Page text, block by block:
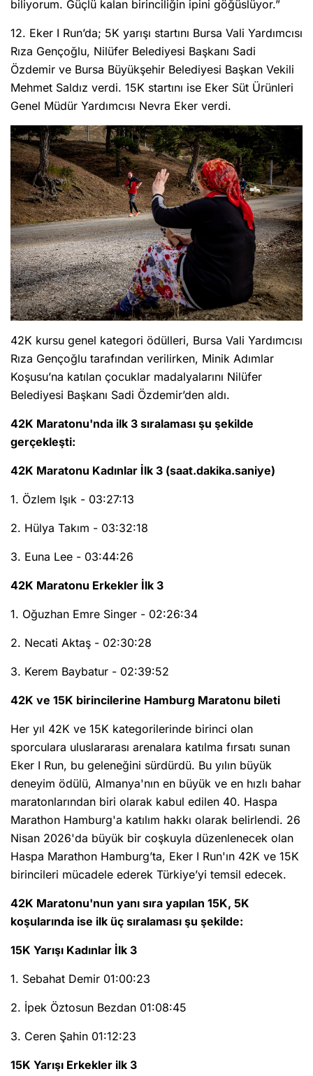
biliyorum. Güçlü kalan birinciliğin ipini göğüslüyor.”
12. Eker I Run’da; 5K yarışı startını Bursa Vali Yardımcısı
Rıza Gençoğlu, Nilüfer Belediyesi Başkanı Sadi
Özdemir ve Bursa Büyükşehir Belediyesi Başkan Vekili
Mehmet Saldız verdi. 15K startını ise Eker Süt Ürünleri
Genel Müdür Yardımcısı Nevra Eker verdi.
42K kursu genel kategori ödülleri, Bursa Vali Yardımcısı
Rıza Gençoğlu tarafından verilirken, Minik Adımlar
Koşusu’na katılan çocuklar madalyalarını Nilüfer
Belediyesi Başkanı Sadi Özdemir’den aldı.
42K Maratonu'nda ilk 3 sıralaması şu şekilde
gerçekleşti:
42K Maratonu Kadınlar İlk 3 (saat.dakika.saniye)
1. Özlem Işık - 03:27:13
2. Hülya Takım - 03:32:18
3. Euna Lee - 03:44:26
42K Maratonu Erkekler İlk 3
1. Oğuzhan Emre Singer - 02:26:34
2. Necati Aktaş - 02:30:28
3. Kerem Baybatur - 02:39:52
42K ve 15K birincilerine Hamburg Maratonu bileti
Her yıl 42K ve 15K kategorilerinde birinci olan
sporculara uluslararası arenalara katılma fırsatı sunan
Eker I Run, bu geleneğini sürdürdü. Bu yılın büyük
deneyim ödülü, Almanya'nın en büyük ve en hızlı bahar
maratonlarından biri olarak kabul edilen 40. Haspa
Marathon Hamburg'a katılım hakkı olarak belirlendi. 26
Nisan 2026'da büyük bir coşkuyla düzenlenecek olan
Haspa Marathon Hamburg’ta, Eker I Run'ın 42K ve 15K
birincileri mücadele ederek Türkiye’yi temsil edecek.
42K Maratonu'nun yanı sıra yapılan 15K, 5K
koşularında ise ilk üç sıralaması şu şekilde:
15K Yarışı Kadınlar İlk 3
1. Sebahat Demir 01:00:23
2. İpek Öztosun Bezdan 01:08:45
3. Ceren Şahin 01:12:23
15K Yarışı Erkekler ilk 3